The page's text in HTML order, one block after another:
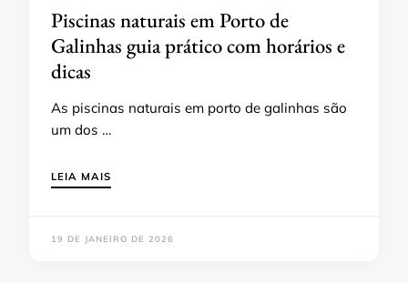
Piscinas naturais em Porto de
Galinhas guia prático com horários e
dicas
As piscinas naturais em porto de galinhas são
um dos …
LEIA MAIS
19 DE JANEIRO DE 2026